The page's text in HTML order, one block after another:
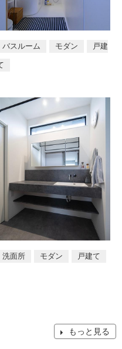
バスルーム モダン 戸建
洗面所 モダン 戸建て
もっと見る